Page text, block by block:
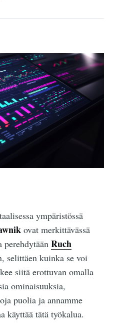
ympäristössä
ovat merkittävässä
perehdytään Ruch
selittäen kuinka se voi
siitä erottuvan omalla
ominaisuuksia,
puolia ja annamme
käyttää tätä työkalua.